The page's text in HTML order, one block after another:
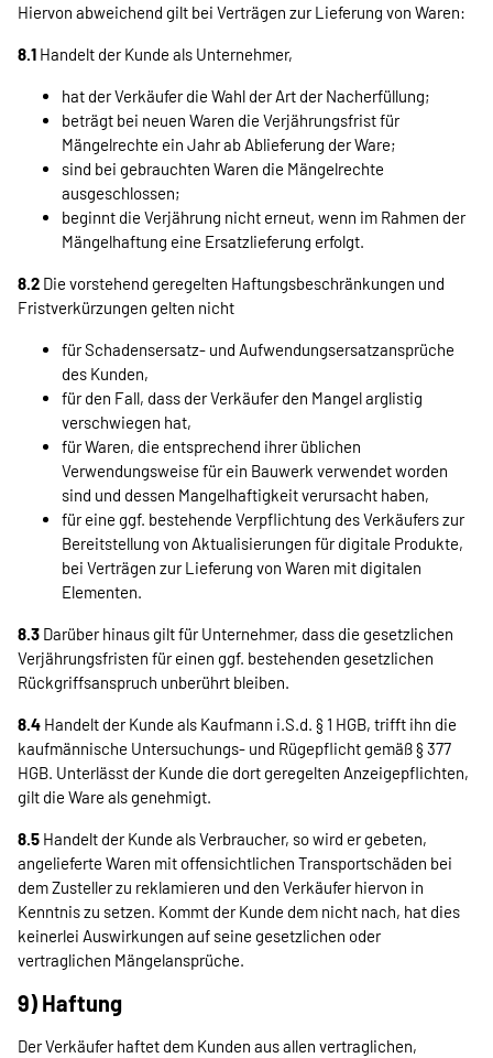
Hiervon abweichend gilt bei Verträgen zur Lieferung von Waren:
8.1 Handelt der Kunde als Unternehmer,
hat der Verkäufer die Wahl der Art der Nacherfüllung;
beträgt bei neuen Waren die Verjährungsfrist für
Mängelrechte ein Jahr ab Ablieferung der Ware;
sind bei gebrauchten Waren die Mängelrechte
ausgeschlossen;
beginnt die Verjährung nicht erneut, wenn im Rahmen der
Mängelhaftung eine Ersatzlieferung erfolgt.
8.2 Die vorstehend geregelten Haftungsbeschränkungen und
Fristverkürzungen gelten nicht
für Schadensersatz- und Aufwendungsersatzansprüche
des Kunden,
für den Fall, dass der Verkäufer den Mangel arglistig
verschwiegen hat,
für Waren, die entsprechend ihrer üblichen
Verwendungsweise für ein Bauwerk verwendet worden
sind und dessen Mangelhaftigkeit verursacht haben,
für eine ggf. bestehende Verpflichtung des Verkäufers zur
Bereitstellung von Aktualisierungen für digitale Produkte,
bei Verträgen zur Lieferung von Waren mit digitalen
Elementen.
8.3 Darüber hinaus gilt für Unternehmer, dass die gesetzlichen
Verjährungsfristen für einen ggf. bestehenden gesetzlichen
Rückgriffsanspruch unberührt bleiben.
8.4 Handelt der Kunde als Kaufmann i.S.d. § 1 HGB, trifft ihn die
kaufmännische Untersuchungs- und Rügepflicht gemäß § 377
HGB. Unterlässt der Kunde die dort geregelten Anzeigepflichten,
gilt die Ware als genehmigt.
8.5 Handelt der Kunde als Verbraucher, so wird er gebeten,
angelieferte Waren mit offensichtlichen Transportschäden bei
dem Zusteller zu reklamieren und den Verkäufer hiervon in
Kenntnis zu setzen. Kommt der Kunde dem nicht nach, hat dies
keinerlei Auswirkungen auf seine gesetzlichen oder
vertraglichen Mängelansprüche.
9) Haftung
Der Verkäufer haftet dem Kunden aus allen vertraglichen,